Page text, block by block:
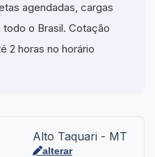
agendadas, cargas
o Brasil. Cotação
2 horas no horário
Alto Taquari - MT
alterar